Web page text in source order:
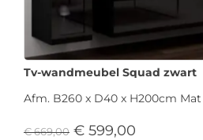
Tv-wandmeubel Squad zwart
Afm. B260 x D40 x H200cm
€669,00 € 599,00